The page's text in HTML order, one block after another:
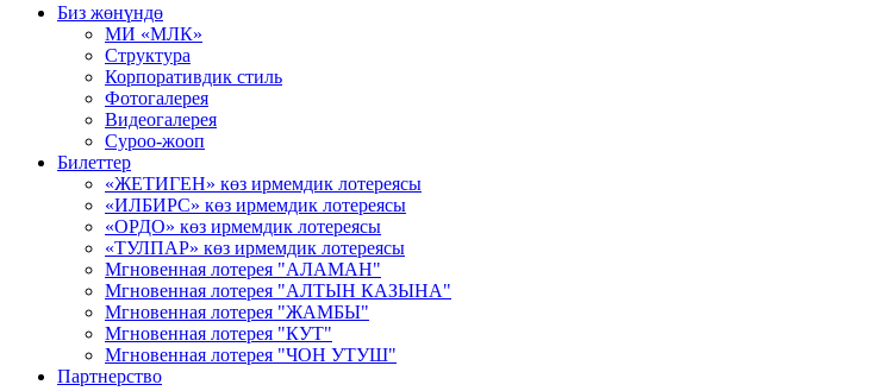
Биз жөнүндө
МИ «МЛК»
Структура
Корпоративдик стиль
Фотогалерея
Видеогалерея
Суроо-жооп
Билеттер
«ЖЕТИГЕН» көз ирмемдик лотереясы
«ИЛБИРС» көз ирмемдик лотереясы
«ОРДО» көз ирмемдик лотереясы
«ТУЛПАР» көз ирмемдик лотереясы
Мгновенная лотерея "АЛАМАН"
Мгновенная лотерея "АЛТЫН КАЗЫНА"
Мгновенная лотерея "ЖАМБЫ"
Мгновенная лотерея "КУТ"
Мгновенная лотерея "ЧОН УТУШ"
Партнерство